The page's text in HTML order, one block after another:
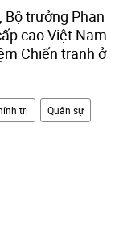
trưởng Phan
cao Việt Nam
Chiến tranh ở
trị Quân sự